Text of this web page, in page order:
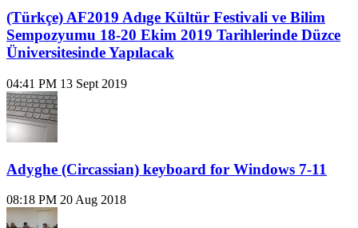
(Türkçe) AF2019 Adıge Kültür Festivali ve Bilim
Sempozyumu 18-20 Ekim 2019 Tarihlerinde Düzce
Üniversitesinde Yapılacak
04:41 PM 13 Sept 2019
Adyghe (Circassian) keyboard for Windows 7-11
08:18 PM 20 Aug 2018